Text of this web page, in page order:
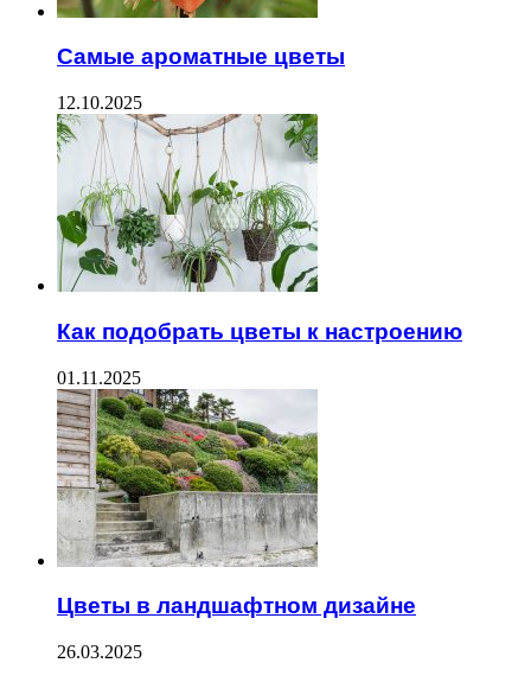
Самые ароматные цветы
12.10.2025
Как подобрать цветы к настроению
01.11.2025
Цветы в ландшафтном дизайне
26.03.2025